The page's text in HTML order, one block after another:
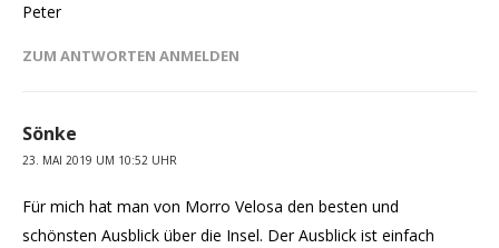
Peter
ZUM ANTWORTEN ANMELDEN
Sönke
23. MAI 2019 UM 10:52 UHR
Für mich hat man von Morro Velosa den besten und
schönsten Ausblick über die Insel. Der Ausblick ist einfach